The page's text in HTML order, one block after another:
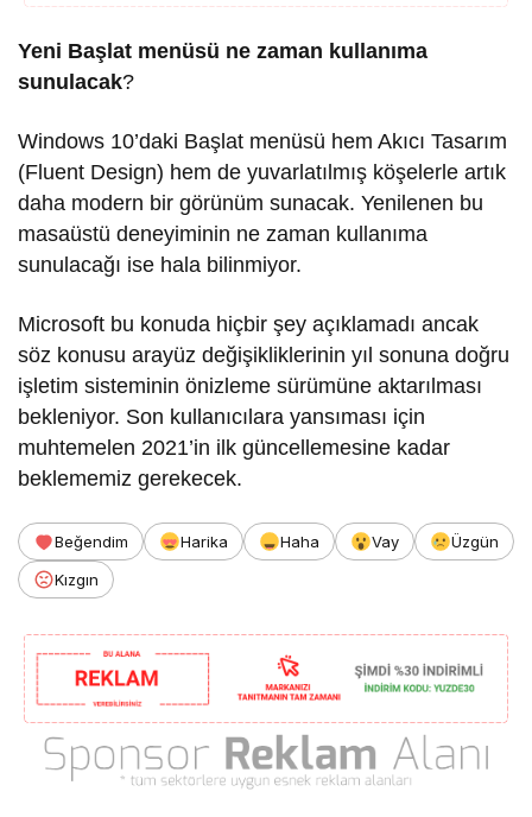
Yeni Başlat menüsü ne zaman kullanıma
sunulacak?
Windows 10’daki Başlat menüsü hem Akıcı Tasarım
(Fluent Design) hem de yuvarlatılmış köşelerle artık
daha modern bir görünüm sunacak. Yenilenen bu
masaüstü deneyiminin ne zaman kullanıma
sunulacağı ise hala bilinmiyor.
Microsoft bu konuda hiçbir şey açıklamadı ancak
söz konusu arayüz değişikliklerinin yıl sonuna doğru
işletim sisteminin önizleme sürümüne aktarılması
bekleniyor. Son kullanıcılara yansıması için
muhtemelen 2021’in ilk güncellemesine kadar
beklememiz gerekecek.
Beğendim Harika Haha Vay
Üzgün
Kızgın